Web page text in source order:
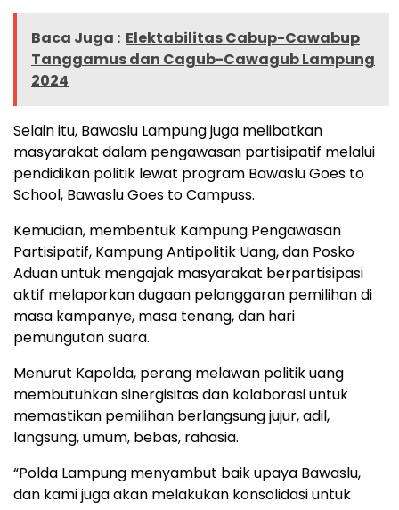
Baca Juga : Elektabilitas Cabup-Cawabup
Tanggamus dan Cagub-Cawagub Lampung
2024
Selain itu, Bawaslu Lampung juga melibatkan
masyarakat dalam pengawasan partisipatif melalui
pendidikan politik lewat program Bawaslu Goes to
School, Bawaslu Goes to Campuss.
Kemudian, membentuk Kampung Pengawasan
Partisipatif, Kampung Antipolitik Uang, dan Posko
Aduan untuk mengajak masyarakat berpartisipasi
aktif melaporkan dugaan pelanggaran pemilihan di
masa kampanye, masa tenang, dan hari
pemungutan suara.
Menurut Kapolda, perang melawan politik uang
membutuhkan sinergisitas dan kolaborasi untuk
memastikan pemilihan berlangsung jujur, adil,
langsung, umum, bebas, rahasia.
“Polda Lampung menyambut baik upaya Bawaslu,
dan kami juga akan melakukan konsolidasi untuk